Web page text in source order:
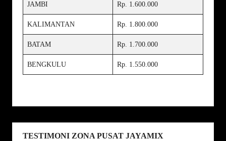
JAMBI Rp. 1.600.000
KALIMANTAN Rp. 1.800.000
BATAM Rp. 1.700.000
BENGKULU Rp. 1.550.000
TESTIMONI ZONA PUSAT JAYAMIX